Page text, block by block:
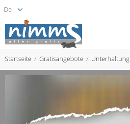
Startseite Gratisangebote Unterhaltung